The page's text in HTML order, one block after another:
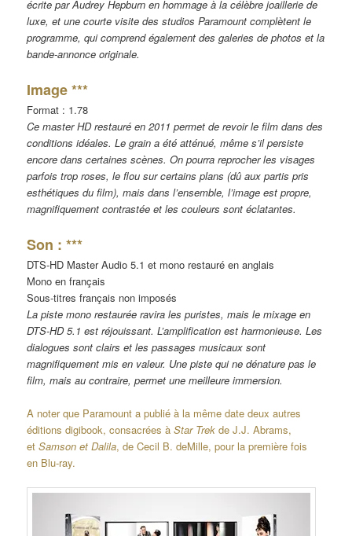
écrite par Audrey Hepburn en hommage à la célèbre joaillerie de
luxe, et une courte visite des studios Paramount complètent le
programme, qui comprend également des galeries de photos et la
bande-annonce originale.
Image ***
Format : 1.78
Ce master HD restauré en 2011 permet de revoir le film dans des
conditions idéales. Le grain a été atténué, même s’il persiste
encore dans certaines scènes. On pourra reprocher les visages
parfois trop roses, le flou sur certains plans (dû aux partis pris
esthétiques du film), mais dans l’ensemble, l’image est propre,
magnifiquement contrastée et les couleurs sont éclatantes.
Son : ***
DTS-HD Master Audio 5.1 et mono restauré en anglais
Mono en français
Sous-titres français non imposés
La piste mono restaurée ravira les puristes, mais le mixage en
DTS-HD 5.1 est réjouissant. L’amplification est harmonieuse. Les
dialogues sont clairs et les passages musicaux sont
magnifiquement mis en valeur. Une piste qui ne dénature pas le
film, mais au contraire, permet une meilleure immersion.
A noter que Paramount a publié à la même date deux autres
éditions digibook, consacrées à Star Trek de J.J. Abrams,
etSamson et Dalila, de Cecil B. deMille, pour la première fois
en Blu-ray.